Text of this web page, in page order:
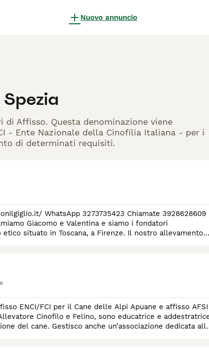
Nuovo annuncio
Affisso. Questa denominazione viene
- Ente Nazionale della Cinofilia Italiana - per i
di determinati requisiti.
3273735423 Chiamate 3928628609
Giacomo e Valentina e siamo i fondatori
situato in Toscana, a Firenze. Il nostro allevamento
ENCI/FCI per il Cane delle Alpi Apuane e affisso AFSI
Cinofilo e Felino, sono educatrice e
del cane. Gestisco anche un’associazione dedicata